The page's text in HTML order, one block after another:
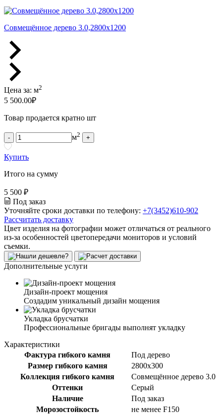
Совмещённое дерево 3.0,2800x1200
Цена за: м2
5 500.00₽
Товар продается кратно шт
- м2 +
Купить
Итого на сумму
5 500 ₽
Под заказ
Уточняйте сроки доставки по телефону: +7(3452)610-902
Рассчитать доставку
Цвет изделия на фотографии может отличаться от реального
из-за особенностей цветопередачи мониторов и условий
съемки.
Дополнительные услуги
Дизайн-проект мощения
Создадим уникальный дизайн мощения
Укладка брусчатки
Профессиональные бригады выполнят укладку
Характеристики
Фактура гибкого камня
Под дерево
Размер гибкого камня
2800x300
Коллекция гибкого камня
Совмещённое дерево 3.0
Оттенки
Серый
Наличие
Под заказ
Морозостойкость
не менее F150